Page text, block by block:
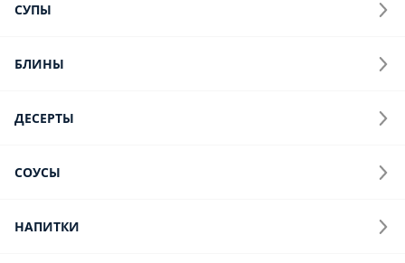
СУПЫ
БЛИНЫ
ДЕСЕРТЫ
СОУСЫ
НАПИТКИ